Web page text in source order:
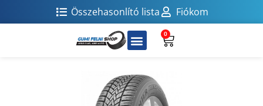
Összehasonlító lista Fiókom
0